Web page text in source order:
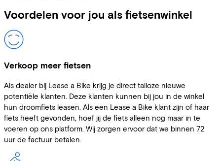
Voordelen voor jou als fietsenwinkel
Verkoop meer fietsen
Als dealer bij Lease a Bike krijg je direct talloze nieuwe
potentiële klanten. Deze klanten kunnen bij jou in de winkel
hun droomfiets leasen. Als een Lease a Bike klant zijn of haar
fiets heeft gevonden, hoef jij de fiets alleen nog maar in te
voeren op ons platform. Wij zorgen ervoor dat we binnen 72
uur de factuur betalen.